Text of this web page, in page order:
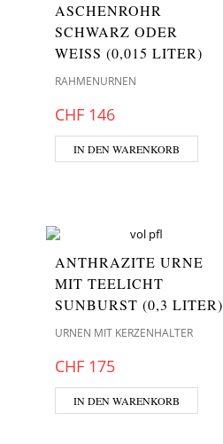
ASCHENROHR
SCHWARZ ODER
WEISS (0,015 LITER)
RAHMENURNEN
CHF 146
IN DEN WARENKORB
ANTHRAZITE URNE
MIT TEELICHT
SUNBURST (0,3 LITER)
URNEN MIT KERZENHALTER
CHF 175
IN DEN WARENKORB